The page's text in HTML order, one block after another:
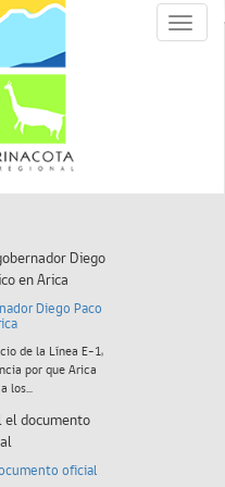
Toggle
Diego Paco
de la Línea E-1,
por que Arica
los...
oficial